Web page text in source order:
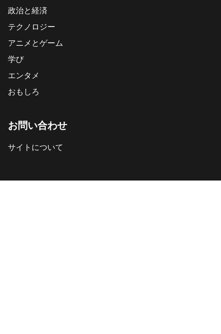
政治と経済
テクノロジー
アニメとゲーム
学び
エンタメ
おもしろ
お問い合わせ
サイトについて